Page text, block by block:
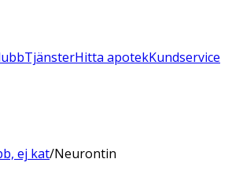
TjänsterHitta apotekKundservice
ej kat/Neurontin